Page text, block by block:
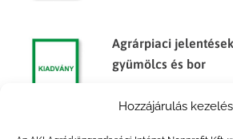
Hozzájárulás
Agrárpiaci
gyümölcs és bor